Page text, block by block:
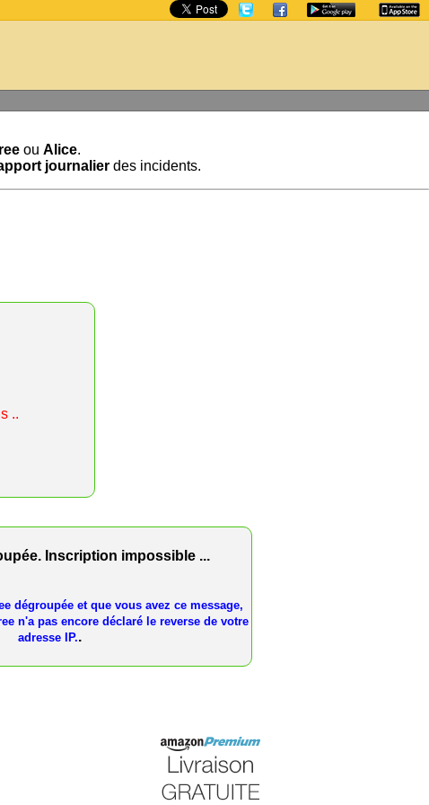
ou Alice.
journalierdes incidents.
..
Inscription impossible ...
dégroupée et que vous avez ce message,
n'a pas encore déclaré le reverse de votre
adresse IP..